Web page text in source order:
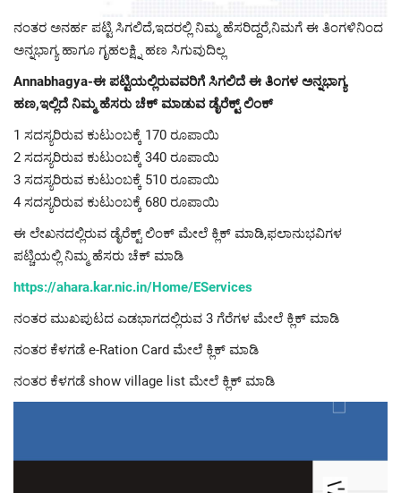
ನಂತರ ಅನರ್ಹ ಪಟ್ಟಿ ಸಿಗಲಿದೆ,ಇದರಲ್ಲಿ ನಿಮ್ಮ ಹೆಸರಿದ್ದರೆ,ನಿಮಗೆ ಈ ತಿಂಗಳಿನಿಂದ
ಅನ್ನಭಾಗ್ಯ ಹಾಗೂ ಗೃಹಲಕ್ಷ್ನಿ ಹಣ ಸಿಗುವುದಿಲ್ಲ
Annabhagya-ಈ ಪಟ್ಟಿಯಲ್ಲಿರುವವರಿಗೆ ಸಿಗಲಿದೆ ಈ ತಿಂಗಳ ಅನ್ನಭಾಗ್ಯ
ಹಣ,ಇಲ್ಲಿದೆ ನಿಮ್ಮ ಹೆಸರು ಚೆಕ್ ಮಾಡುವ ಡೈರೆಕ್ಟ್ ಲಿಂಕ್
1 ಸದಸ್ಯರಿರುವ ಕುಟುಂಬಕ್ಕೆ 170 ರೂಪಾಯಿ
2 ಸದಸ್ಯರಿರುವ ಕುಟುಂಬಕ್ಕೆ 340 ರೂಪಾಯಿ
3 ಸದಸ್ಯರಿರುವ ಕುಟುಂಬಕ್ಕೆ 510 ರೂಪಾಯಿ
4 ಸದಸ್ಯರಿರುವ ಕುಟುಂಬಕ್ಕೆ 680 ರೂಪಾಯಿ
ಈ ಲೇಖನದಲ್ಲಿರುವ ಡೈರೆಕ್ಟ್ ಲಿಂಕ್ ಮೇಲೆ ಕ್ಲಿಕ್ ಮಾಡಿ,ಫಲಾನುಭವಿಗಳ
ಪಟ್ಚಿಯಲ್ಲಿ ನಿಮ್ಮ ಹೆಸರು ಚೆಕ್ ಮಾಡಿ
https://ahara.kar.nic.in/Home/EServices
ನಂತರ ಮುಖಪುಟದ ಎಡಭಾಗದಲ್ಲಿರುವ 3 ಗೆರೆಗಳ ಮೇಲೆ ಕ್ಲಿಕ್ ಮಾಡಿ
ನಂತರ ಕೆಳಗಡೆ e-Ration Card ಮೇಲೆ ಕ್ಲಿಕ್ ಮಾಡಿ
ನಂತರ ಕೆಳಗಡೆ show village list ಮೇಲೆ ಕ್ಲಿಕ್ ಮಾಡಿ